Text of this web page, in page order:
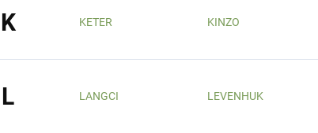
K KETER KINZO
L LANGCI LEVENHUK